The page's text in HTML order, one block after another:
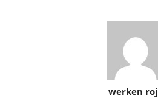
werken